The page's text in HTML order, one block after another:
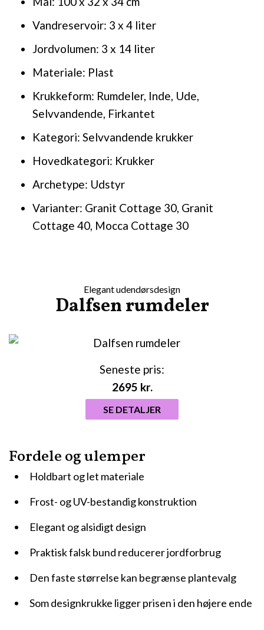
Vandreservoir: 3 x 4 liter
Jordvolumen: 3 x 14 liter
Materiale: Plast
Krukkeform: Rumdeler, Inde, Ude,
Selvvandende, Firkantet
Kategori: Selvvandende krukker
Hovedkategori: Krukker
Archetype: Udstyr
Varianter: Granit Cottage 30, Granit
Cottage 40, Mocca Cottage 30
Elegant udendørsdesign
Dalfsen rumdeler
Fordele og ulemper
Holdbart og let materiale
Frost- og UV-bestandig konstruktion
Elegant og alsidigt design
Praktisk falsk bund reducerer jordforbrug
Den faste størrelse kan begrænse plantevalg
Som designkrukke ligger prisen i den højere ende
Seneste pris:
2695 kr.
SE DETALJER